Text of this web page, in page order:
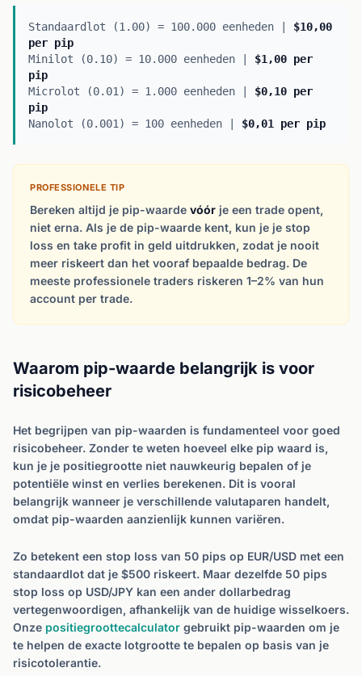
Standaardlot (1.00) = 100.000 eenheden | $10,00
per pip
Minilot (0.10) = 10.000 eenheden | $1,00 per
pip
Microlot (0.01) = 1.000 eenheden | $0,10 per
pip
Nanolot (0.001) = 100 eenheden | $0,01 per pip
PROFESSIONELE TIP
Bereken altijd je pip-waarde vóór je een trade opent,
niet erna. Als je de pip-waarde kent, kun je je stop
loss en take profit in geld uitdrukken, zodat je nooit
meer riskeert dan het vooraf bepaalde bedrag. De
meeste professionele traders riskeren 1–2% van hun
account per trade.
Waarom pip-waarde belangrijk is voor
risicobeheer
Het begrijpen van pip-waarden is fundamenteel voor goed
risicobeheer. Zonder te weten hoeveel elke pip waard is,
kun je je positiegrootte niet nauwkeurig bepalen of je
potentiële winst en verlies berekenen. Dit is vooral
belangrijk wanneer je verschillende valutaparen handelt,
omdat pip-waarden aanzienlijk kunnen variëren.
Zo betekent een stop loss van 50 pips op EUR/USD met een
standaardlot dat je $500 riskeert. Maar dezelfde 50 pips
stop loss op USD/JPY kan een ander dollarbedrag
vertegenwoordigen, afhankelijk van de huidige wisselkoers.
Onze positiegroottecalculator gebruikt pip-waarden om je
te helpen de exacte lotgrootte te bepalen op basis van je
risicotolerantie.